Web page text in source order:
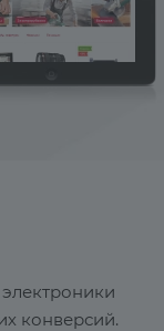
конверсий.